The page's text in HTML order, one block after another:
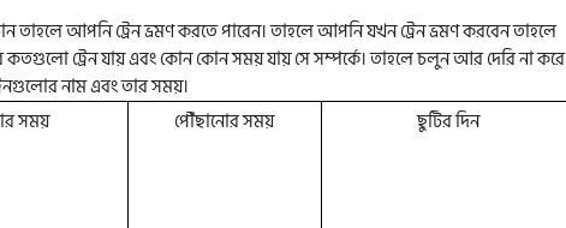
আপনি ট্রেন ভ্রমণ করতে পারেন। তাহলে আপনি যখন ট্রেন ভ্রমণ করবেন তাহলে
কতগুলো ট্রেন যায় এবং কোন কোন সময় যায় সে সম্পর্কে। তাহলে চলুন আর দেরি না করে
নাম এবং তার সময়।
সময় পৌঁছানোর সময় ছুটির দিন